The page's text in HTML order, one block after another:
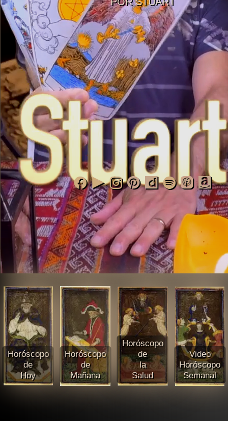
Horóscopo
de
Hoy
Horóscopo
de
Mañana
Horóscopo
de
la
Salud
Video
Horóscopo
Semanal